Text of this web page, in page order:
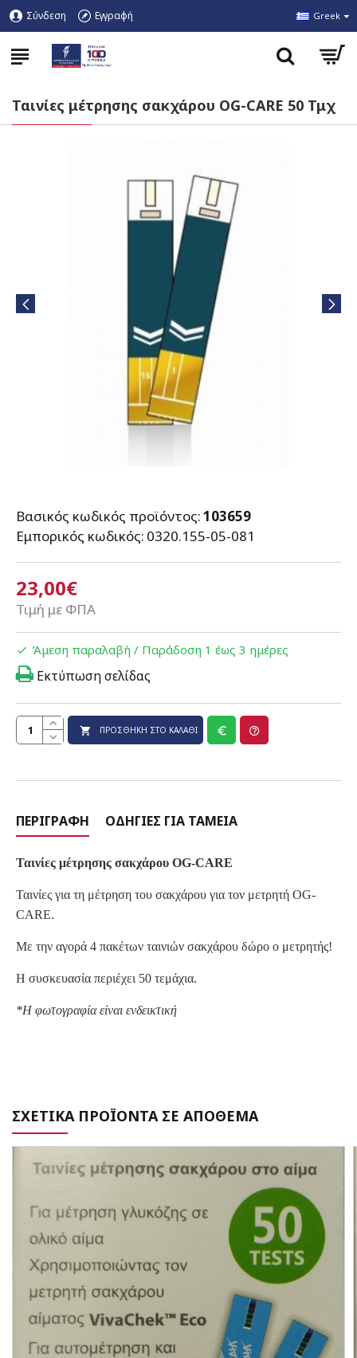
Σύνδεση Εγγραφή Greek
Ταινίες μέτρησης σακχάρου OG-CARE 50 Τμχ
23,00€
Τιμή με ΦΠΑ
Βασικός κωδικός προϊόντος:103659
Εμπορικός κωδικός: 0320.155-05-081
Άμεση παραλαβή / Παράδoση 1 έως 3 ημέρες
ΠΡΟΣΘΉΚΗ ΣΤΟ ΚΑΛΆΘΙ
Εκτύπωση σελίδας
ΠΕΡΙΓΡΑΦΉ ΟΔΗΓΊΕΣ ΓΙΑ ΤΑΜΕΊΑ
Ταινίες μέτρησης σακχάρου OG-CARE
Ταινίες για τη μέτρηση του σακχάρου για τον μετρητή OG-
CARE.
Με την αγορά 4 πακέτων ταινιών σακχάρου δώρο ο μετρητής!
Η συσκευασία περιέχει 50 τεμάχια.
*Η φωτογραφία είναι ενδεικτική
ΣΧΕΤΙΚΑ ΠΡΟΪΟΝΤΑ ΣΕ ΑΠΟΘΕΜΑ